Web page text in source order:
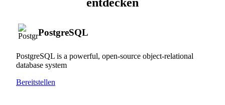
PostgreSQL
PostgreSQL is a powerful, open-source object-relational
database system
Bereitstellen